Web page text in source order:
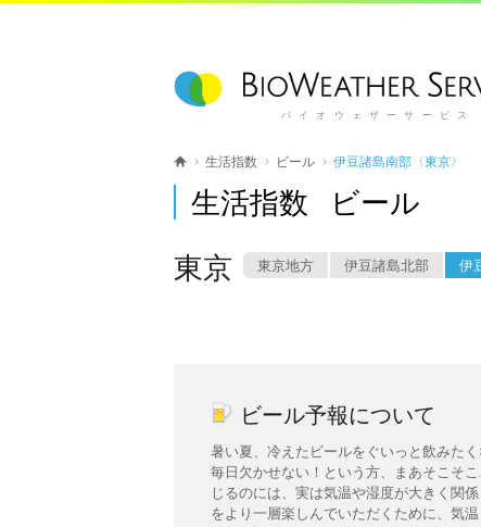
バイオウェザーサービス
生活指数 ビール 伊豆諸島南部〈東京〉
生活指数 ビール
東京 東京地方 伊豆諸島北部 伊
ビール予報について
暑い夏、冷えたビールをぐいっと飲みた
毎日欠かせない！という方、まあそこそ
じるのには、実は気温や湿度が大きく関
をより一層楽しんでいただくために、気